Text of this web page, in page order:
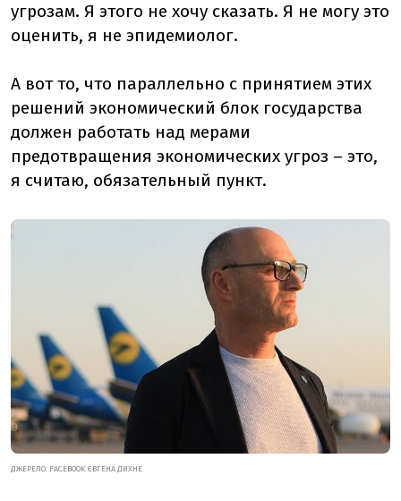
угрозам. Я этого не хочу сказать. Я не могу это
оценить, я не эпидемиолог.
А вот то, что параллельно с принятием этих
решений экономический блок государства
должен работать над мерами
предотвращения экономических угроз – это,
я считаю, обязательный пункт.
ДЖЕРЕЛО: FACEBOOK ЄВГЕНА ДИХНЕ